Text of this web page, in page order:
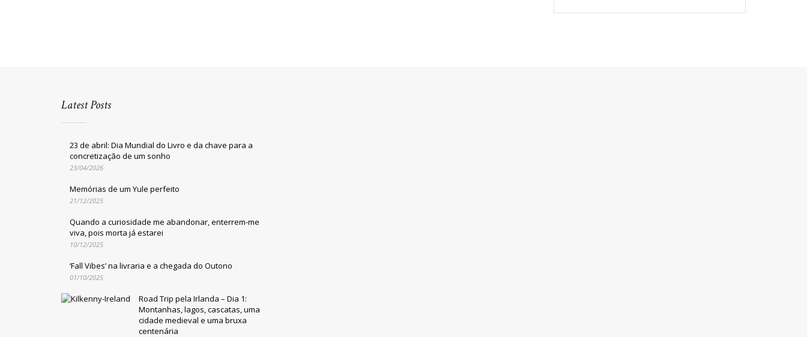
Latest Posts
23 de abril: Dia Mundial do Livro e da chave para a
concretização de um sonho
23/04/2026
Memórias de um Yule perfeito
21/12/2025
Quando a curiosidade me abandonar, enterrem-me
viva, pois morta já estarei
10/12/2025
‘Fall Vibes’ na livraria e a chegada do Outono
01/10/2025
Road Trip pela Irlanda – Dia 1:
Montanhas, lagos, cascatas, uma
cidade medieval e uma bruxa
centenária